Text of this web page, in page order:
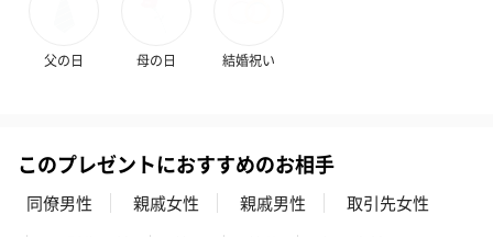
父の日 母の日 結婚祝い
このプレゼントにおすすめのお相手
同僚男性 親戚女性 親戚男性
取引先女性